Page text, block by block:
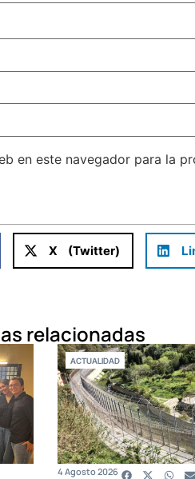
en este navegador para la
X (Twitter)
relacionadas
ACTUALIDAD
4 Agosto 2026